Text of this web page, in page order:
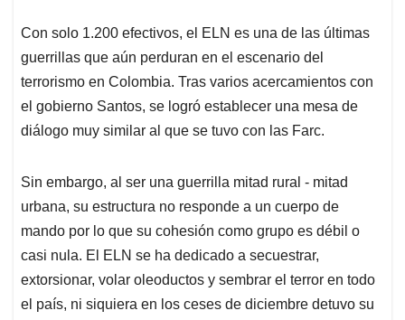
Con solo 1.200 efectivos, el ELN es una de las últimas
guerrillas que aún perduran en el escenario del
terrorismo en Colombia. Tras varios acercamientos con
el gobierno Santos, se logró establecer una mesa de
diálogo muy similar al que se tuvo con las Farc.
Sin embargo, al ser una guerrilla mitad rural - mitad
urbana, su estructura no responde a un cuerpo de
mando por lo que su cohesión como grupo es débil o
casi nula. El ELN se ha dedicado a secuestrar,
extorsionar, volar oleoductos y sembrar el terror en todo
el país, ni siquiera en los ceses de diciembre detuvo su